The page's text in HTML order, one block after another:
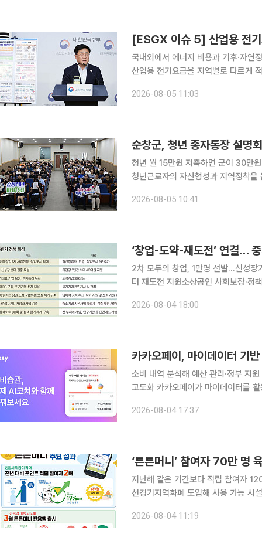
[ESGX 이슈 5] 산업용 전기
국내외에서 에너지 비용과 기후·자연
산업용 전기요금을 지역별로 다르게
너지 지원금 회수에 제동을 걸었다.
2026-08-05 11:03
순창군, 청년 종자통장 설
청년 월 15만원 저축하면 군이 30만원
청년근로자의 자산형성과 지역정착을
회를 열었다. 군은 이날 지원
2026-08-05 10:41
‘창업-도약-재도전’ 연결…
2차 모두의 창업, 1만명 선발…신성
터 재도전 지원소상공인 사회보장·정책자금 개편
연구개발(R&D), 수출 등을 묶어 지원
2026-08-04 18:00
카카오페이, 마이데이터 기
소비 내역 분석해 예산 관리·정부 지
고도화 카카오페이가 마이데이터를 활용해 이용자의 소비 습관과 자산 목표 달성을 지원하는 AI 금
2026-08-04 17:37
‘튼튼머니’ 참여자 70만 명
지난해 같은 기간보다 적립 참여자
선경기지역화폐 도입해 사용 가능 시설 약 8만 곳 확보 스포츠활동에
었다. 전용 응용프로그램 출시와 경기
2026-08-04 11:19